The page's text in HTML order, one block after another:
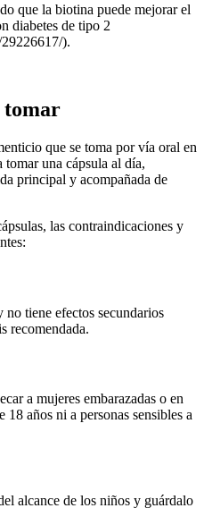
que la biotina puede mejorar el
diabetes de tipo 2
).
tomar
que se toma por vía oral en
tomar una cápsula al día,
principal y acompañada de
las contraindicaciones y
tiene efectos secundarios
recomendada.
a mujeres embarazadas o en
años ni a personas sensibles a
alcance de los niños y guárdalo